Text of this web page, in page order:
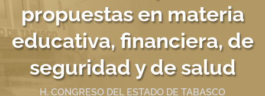
propuestas en materia
educativa, financiera, de
seguridad y de salud
H. CONGRESO DEL ESTADO DE TABASCO